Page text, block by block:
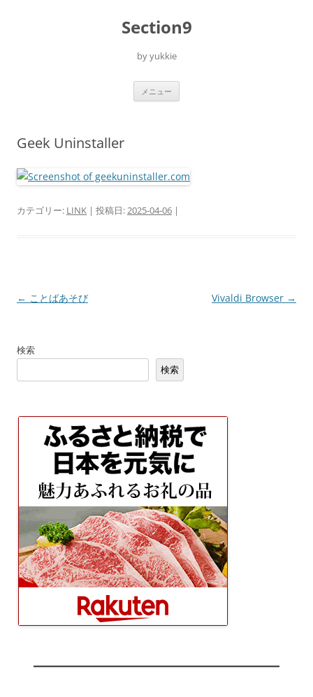
Section9
by yukkie
メニュー
Geek Uninstaller
カテゴリー: LINK | 投稿日:2025-04-06 |
投
ビ
シ
← ことばあそび Vivaldi Browser →
検索
検索